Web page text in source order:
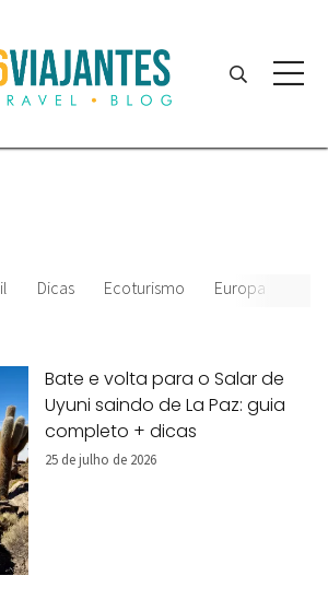
Dicas Ecoturismo Europa
Bate e volta para o Salar de
Uyuni saindo de La Paz: guia
completo + dicas
25 de julho de 2026